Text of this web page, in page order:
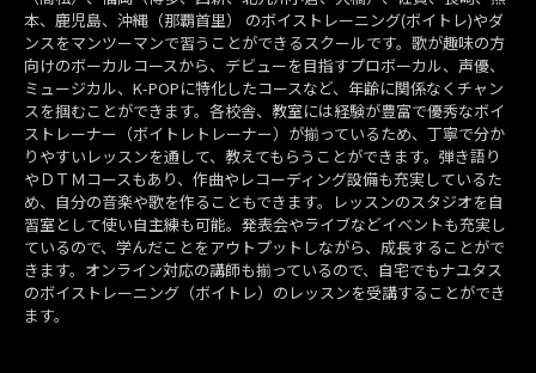
本、鹿児島、沖縄（那覇首里） のボイストレーニング(ボイトレ)やダ
ンスをマンツーマンで習うことができるスクールです。歌が趣味の方
向けのボーカルコースから、デビューを目指すプロボーカル、声優、
ミュージカル、K-POPに特化したコースなど、年齢に関係なくチャン
スを掴むことができます。各校舎、教室には経験が豊富で優秀なボイ
ストレーナー（ボイトレトレーナー）が揃っているため、丁寧で分か
りやすいレッスンを通して、教えてもらうことができます。弾き語り
やＤＴＭコースもあり、作曲やレコーディング設備も充実しているた
め、自分の音楽や歌を作ることもできます。レッスンのスタジオを自
習室として使い自主練も可能。発表会やライブなどイベントも充実し
ているので、学んだことをアウトプットしながら、成長することがで
きます。オンライン対応の講師も揃っているので、自宅でもナユタス
のボイストレーニング（ボイトレ）のレッスンを受講することができ
ます。